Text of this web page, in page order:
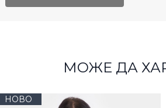
МОЖЕ ДА
НОВО